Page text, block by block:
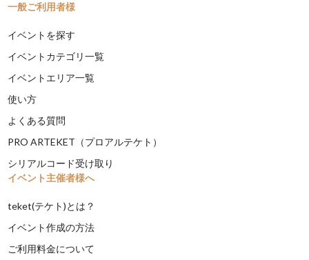
一般ご利用者様
イベントを探す
イベントカテゴリ一覧
イベントエリア一覧
使い方
よくある質問
PRO ARTEKET（プロアルテケト）
シリアルコード受け取り
イベント主催者様へ
teket(テケト)とは？
イベント作成の方法
ご利用料金について